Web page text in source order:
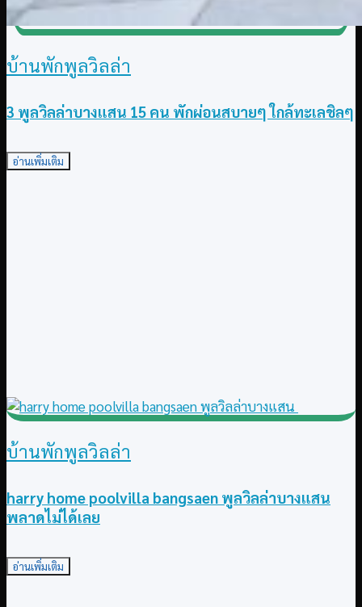
บ้านพักพูลวิลล่า
3 พูลวิลล่าบางแสน 15 คน พักผ่อนสบายๆ ใกล้ทะเลชิลๆ
อ่านเพิ่มเติม
บ้านพักพูลวิลล่า
harry home poolvilla bangsaen พูลวิลล่าบางแสน
พลาดไม่ได้เลย
อ่านเพิ่มเติม